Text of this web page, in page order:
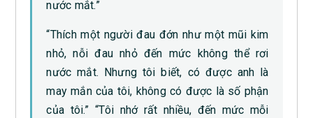
nước mắt.”
“Thích một người đau đớn như một mũi kim
nhỏ, nỗi đau nhỏ đến mức không thể rơi
nước mắt. Nhưng tôi biết, có được anh là
may mắn của tôi, không có được là số phận
của tôi.” “Tôi nhớ rất nhiều, đến mức mỗi